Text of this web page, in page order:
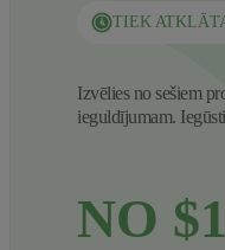
TIEK
Izvēlies no sešiem
ieguldījumam.
NO